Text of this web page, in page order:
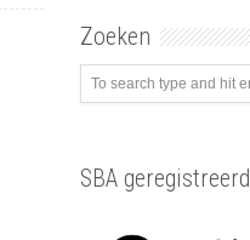
Zoeken
SBA geregistreerd